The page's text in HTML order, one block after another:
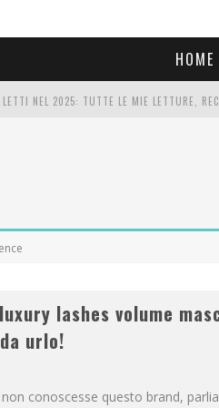
HOME
NEL 2025: TUTTE LE MIE LETTURE,
luxury lashes volume
urlo!
conoscesse questo brand,